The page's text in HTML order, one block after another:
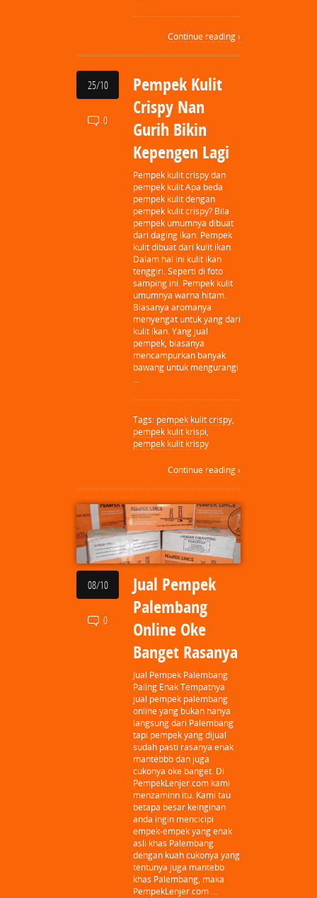
Continue reading ›
25/10
0
Pempek Kulit
Crispy Nan
Gurih Bikin
Kepengen Lagi
Pempek kulit crispy dan
pempek kulit Apa beda
pempek kulit dengan
pempek kulit crispy? Bila
pempek umumnya dibuat
dari daging ikan. Pempek
kulit dibuat dari kulit ikan.
Dalam hal ini kulit ikan
tenggiri. Seperti di foto
samping ini. Pempek kulit
umumnya warna hitam.
Biasanya aromanya
menyengat untuk yang dari
kulit ikan. Yang jual
pempek, biasanya
mencampurkan banyak
bawang untuk mengurangi
…
Tags: pempek kulit crispy,
pempek kulit krispi,
pempek kulit krispy
Continue reading ›
08/10
0
Jual Pempek
Palembang
Online Oke
Banget Rasanya
Jual Pempek Palembang
Paling Enak Tempatnya
jual pempek palembang
online yang bukan hanya
langsung dari Palembang
tapi pempek yang dijual
sudah pasti rasanya enak
mantebbb dan juga
cukonya oke banget. Di
PempekLenjer.com kami
menzaminn itu. Kami tau
betapa besar keinginan
anda ingin mencicipi
empek-empek yang enak
asli khas Palembang
dengan kuah cukonya yang
tentunya juga mantebb
khas Palembang, maka
PempekLenjer.com …